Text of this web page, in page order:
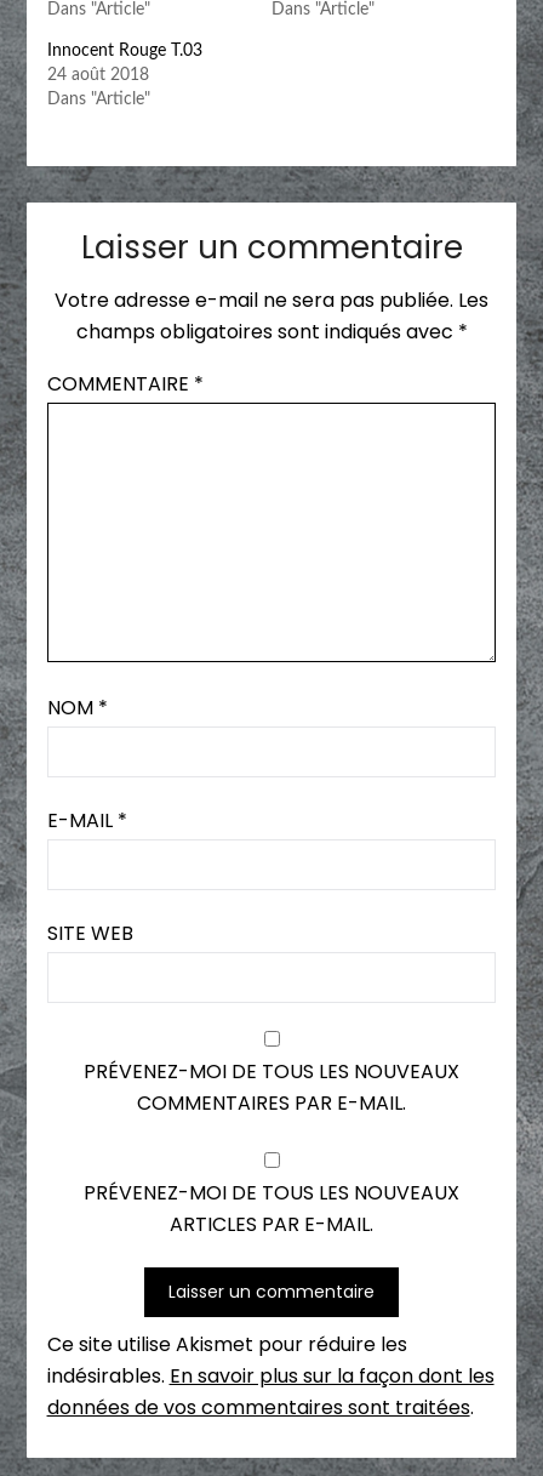
Dans "Article"
Dans "Article"
Innocent Rouge T.03
24 août 2018
Dans "Article"
Laisser un commentaire
Votre adresse e-mail ne sera pas publiée. Les
champs obligatoires sont indiqués avec *
COMMENTAIRE *
NOM *
E-MAIL *
SITE WEB
PRÉVENEZ-MOI DE TOUS LES NOUVEAUX
COMMENTAIRES PAR E-MAIL.
PRÉVENEZ-MOI DE TOUS LES NOUVEAUX
ARTICLES PAR E-MAIL.
Ce site utilise Akismet pour réduire les
indésirables. En savoir plus sur la façon dont les
données de vos commentaires sont traitées.